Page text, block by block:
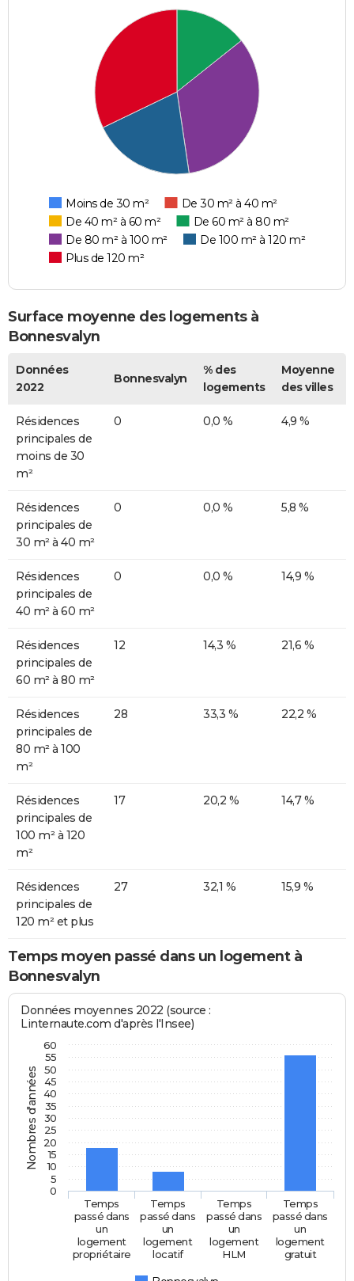
Moins de 30 m²
De 30 m² à 40 m²
De 40 m² à 60 m²
De 60 m² à 80 m²
De 80 m² à 100 m²
De 100 m² à 120 m²
Plus de 120 m²
Surface moyenne des logements à
Bonnesvalyn
Données
2022
Bonnesvalyn
% des
logements
Moyenne
des villes
Résidences
principales de
moins de 30
m²
0 0,0 % 4,9 %
Résidences
principales de
30 m² à 40 m²
0 0,0 % 5,8 %
Résidences
principales de
40 m² à 60 m²
0 0,0 % 14,9 %
Résidences
principales de
60 m² à 80 m²
12 14,3 % 21,6 %
Résidences
principales de
80 m² à 100
m²
28 33,3 % 22,2 %
Résidences
principales de
100 m² à 120
m²
17 20,2 % 14,7 %
Résidences
principales de
120 m² et plus
27 32,1 % 15,9 %
Temps moyen passé dans un logement à
Bonnesvalyn
Nombres d'années
Données moyennes 2022 (source :
Linternaute.com d'après l'Insee)
Temps
passé dans
un
logement
propriétaire
Temps
passé dans
un
logement
locatif
Temps
passé dans
un
logement
HLM
Temps
passé dans
un
logement
gratuit
0
5
10
15
20
25
30
35
40
45
50
55
60